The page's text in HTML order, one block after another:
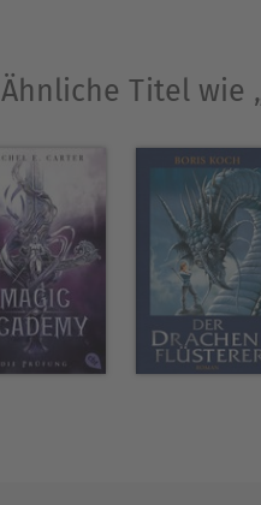
Ähnliche Titel wie